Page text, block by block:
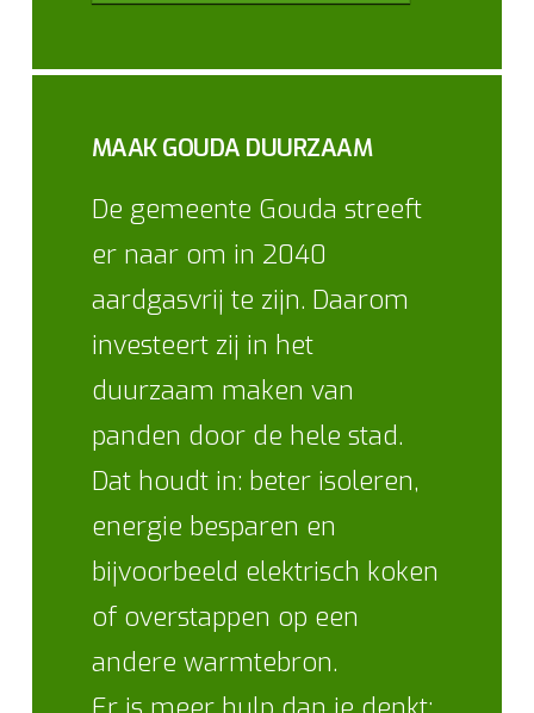
MAAK GOUDA DUURZAAM
De gemeente Gouda streeft
er naar om in 2040
aardgasvrij te zijn. Daarom
investeert zij in het
duurzaam maken van
panden door de hele stad.
Dat houdt in: beter isoleren,
energie besparen en
bijvoorbeeld elektrisch koken
of overstappen op een
andere warmtebron.